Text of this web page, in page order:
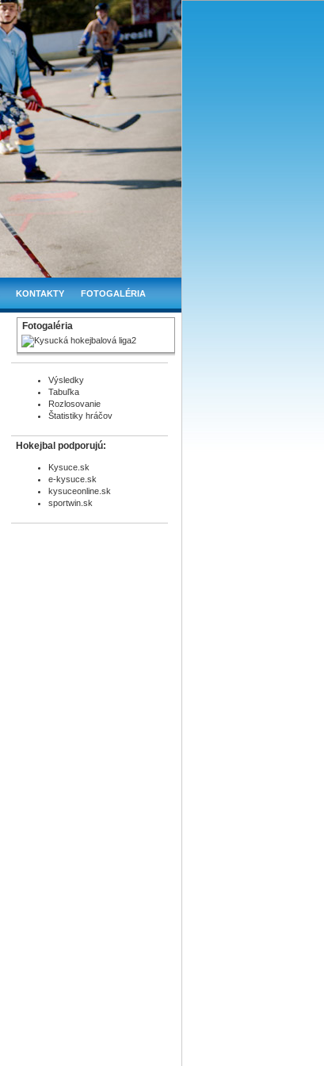
KONTAKTY FOTOGALÉRIA
Fotogaléria
Výsledky
Tabuľka
Rozlosovanie
Štatistiky hráčov
Hokejbal podporujú:
Kysuce.sk
e-kysuce.sk
kysuceonline.sk
sportwin.sk